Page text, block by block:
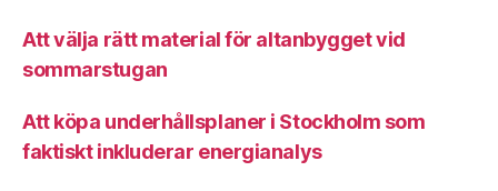
Att välja rätt material för altanbygget vid
sommarstugan
Att köpa underhållsplaner i Stockholm som
faktiskt inkluderar energianalys